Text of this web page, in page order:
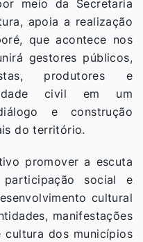
meio da Secretaria
apoia a realização
que acontece nos
gestores públicos,
produtores e
civil em um
e construção
do território.
promover a escuta
social e
cultural
manifestações
dos municípios